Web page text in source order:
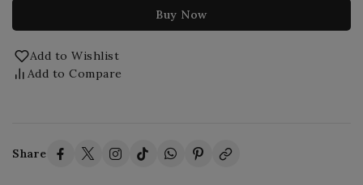
Buy Now
Add to Wishlist
Add to Compare
Share